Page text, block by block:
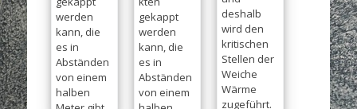
werden
kann, die
es in
Abständen
von einem
halben
gekappt
werden
kann, die
es in
Abständen
von einem
deshalb
wird den
kritischen
Stellen der
Weiche
Wärme
zugeführt.